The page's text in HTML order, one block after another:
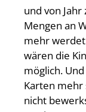
und von
Mengen an
mehr
wären die
möglich.
Karten mehr
nicht